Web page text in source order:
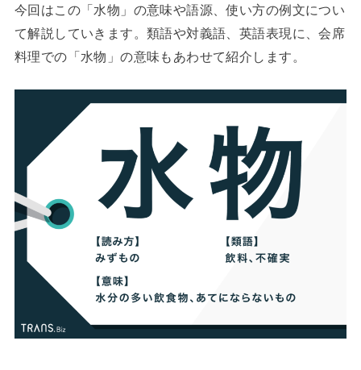
今回はこの「水物」の意味や語源、使い方の例文につい
て解説していきます。類語や対義語、英語表現に、会席
料理での「水物」の意味もあわせて紹介します。